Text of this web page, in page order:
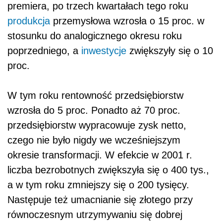
premiera, po trzech kwartałach tego roku
produkcja przemysłowa wzrosła o 15 proc. w
stosunku do analogicznego okresu roku
poprzedniego, a inwestycje zwiększyły się o 10
proc.
W tym roku rentowność przedsiębiorstw
wzrosła do 5 proc. Ponadto aż 70 proc.
przedsiębiorstw wypracowuje zysk netto,
czego nie było nigdy we wcześniejszym
okresie transformacji. W efekcie w 2001 r.
liczba bezrobotnych zwiększyła się o 400 tys.,
a w tym roku zmniejszy się o 200 tysięcy.
Następuje też umacnianie się złotego przy
równoczesnym utrzymywaniu się dobrej